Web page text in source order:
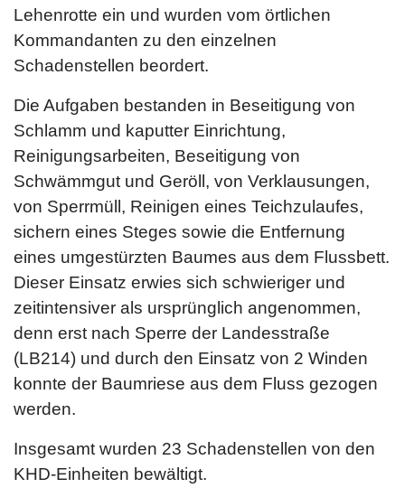
Lehenrotte ein und wurden vom örtlichen
Kommandanten zu den einzelnen
Schadenstellen beordert.
Die Aufgaben bestanden in Beseitigung von
Schlamm und kaputter Einrichtung,
Reinigungsarbeiten, Beseitigung von
Schwämmgut und Geröll, von Verklausungen,
von Sperrmüll, Reinigen eines Teichzulaufes,
sichern eines Steges sowie die Entfernung
eines umgestürzten Baumes aus dem Flussbett.
Dieser Einsatz erwies sich schwieriger und
zeitintensiver als ursprünglich angenommen,
denn erst nach Sperre der Landesstraße
(LB214) und durch den Einsatz von 2 Winden
konnte der Baumriese aus dem Fluss gezogen
werden.
Insgesamt wurden 23 Schadenstellen von den
KHD-Einheiten bewältigt.